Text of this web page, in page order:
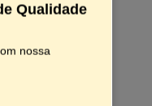
Qualidade
nossa